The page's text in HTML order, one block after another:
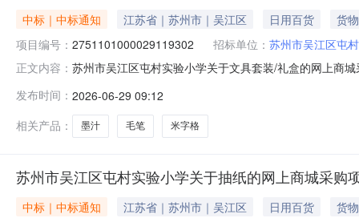
中标｜中标通知 江苏省｜苏州市｜吴江区 日用百货
货物
项目编号： 2751101000029119302 招标单位： 苏州市吴江区屯
正文内容： 苏州市吴江区屯村实验小学关于文具套装/礼盒的网上商
编码:320509项目所在行政区划名称:江苏省苏州市吴江
发布时间： 2026-06-29 09:12
相关产品：
墨汁 毛笔 米字格
苏州市吴江区屯村实验小学关于抽纸的网上商城采购
中标｜中标通知 江苏省｜苏州市｜吴江区 日用百货
货物